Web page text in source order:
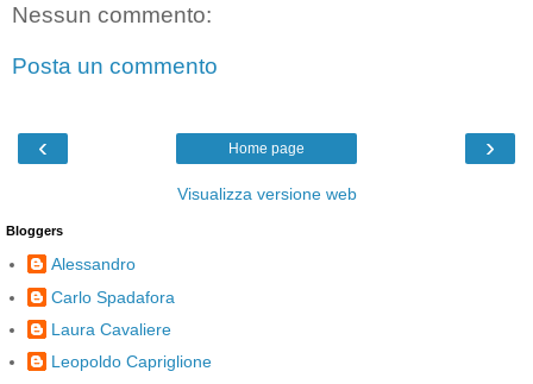
Nessun commento:
Posta un commento
‹ ›
Home page
Visualizza versione web
Bloggers
Alessandro
Carlo Spadafora
Laura Cavaliere
Leopoldo Capriglione